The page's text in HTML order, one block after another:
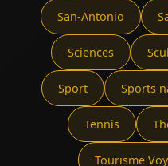
San-Antonio
Sciences
Sport Sports
Tennis
Tourisme